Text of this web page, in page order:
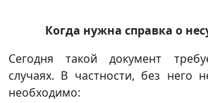
Когда нужна справка о
Сегодня такой документ
случаях. В частности, без него
необходимо: